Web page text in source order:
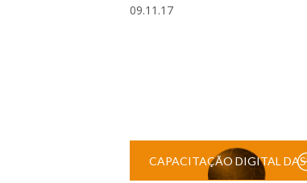
09.11.17
CAPACITAÇÃO DIGITAL DAS